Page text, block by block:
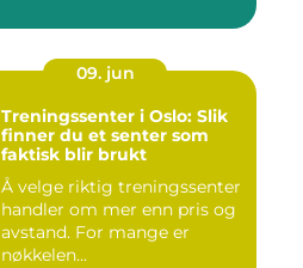
09. jun
Treningssenter i Oslo: Slik
finner du et senter som
faktisk blir brukt
Å velge riktig treningssenter
handler om mer enn pris og
avstand. For mange er
nøkkelen...